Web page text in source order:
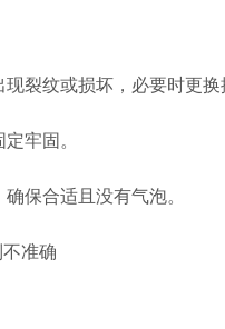
裂纹或损坏，必要时更换
牢固。
保合适且没有气泡。
准确